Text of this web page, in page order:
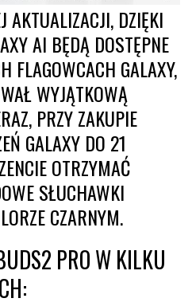
AKTUALIZACJI, DZIĘKI
AI BĘDĄ DOSTĘPNE
FLAGOWCACH GALAXY,
WYJĄTKOWĄ
PRZY ZAKUPIE
GALAXY DO 21
OTRZYMAĆ
SŁUCHAWKI
CZARNYM.
PROW KILKU